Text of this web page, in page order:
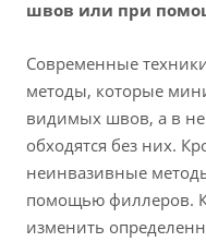
швов или при
Современные
методы, которые
видимых швов, а в
обходятся без них.
неинвазивные
помощью филлеров.
изменить